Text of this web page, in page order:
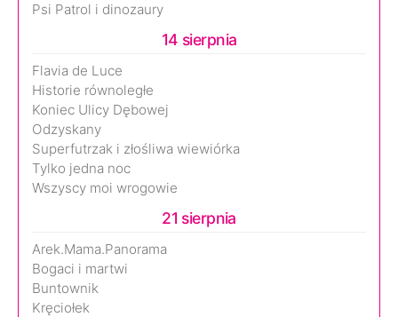
Psi Patrol i dinozaury
14 sierpnia
Flavia de Luce
Historie równoległe
Koniec Ulicy Dębowej
Odzyskany
Superfutrzak i złośliwa wiewiórka
Tylko jedna noc
Wszyscy moi wrogowie
21 sierpnia
Arek.Mama.Panorama
Bogaci i martwi
Buntownik
Kręciołek